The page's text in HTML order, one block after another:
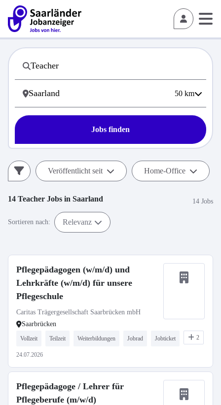
50 km
Jobs finden
Veröffentlicht seit Home-Office
14 Teacher Jobs in Saarland 14 Jobs
Sortieren nach: Relevanz
Pflegepädagogen (w/m/d) und
Lehrkräfte (w/m/d) für unsere
Pflegeschule
Caritas Trägergesellschaft Saarbrücken mbH
Saarbrücken
Vollzeit Teilzeit Weiterbildungen Jobrad Jobticket 2
24.07.2026
Pflegepädagoge / Lehrer für
Pflegeberufe (m/w/d)